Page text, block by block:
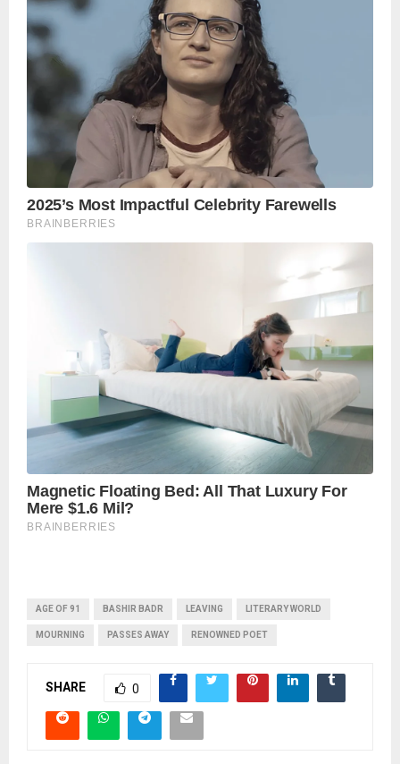
AGE OF 91 BASHIR BADR LEAVING LITERARY WORLD
MOURNING PASSES AWAY RENOWNED POET
SHARE 0